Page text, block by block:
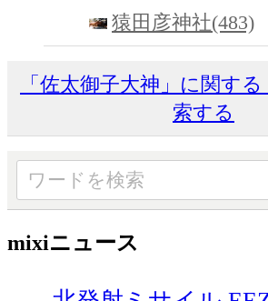
猿田彦神社(483)
「佐太御子大神」に関す
索する
mixiニュース